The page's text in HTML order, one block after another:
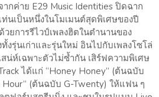
ากค่าย E29 Music Identities ปิดฉาก
นเป็นหนึ่งในโมเมนต์สุดพิเศษของปี
ยการรีไวป์เพลงฮิตในตำนานของ
งรุ่นเก่าและรุ่นใหม่ อินไปกับเพลงโซโล่
น่ห์เฉพาะตัวไม่ซ้ำกัน เสิร์ฟความพิเศษ
ได้แก่ “Honey Honey” (ต้นฉบับ
Hour” (ต้นฉบับ G-Twenty) ให้แฟน ๆ